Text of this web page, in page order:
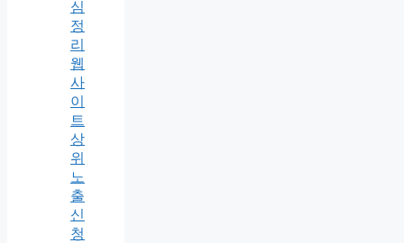
심
정
리
웹
사
이
트
상
위
노
출
신
청